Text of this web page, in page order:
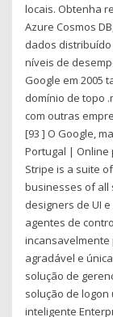
locais. Obtenha
Azure Cosmos
dados
níveis de
Google em 2005
domínio de topo
com outras
[93 ] O Google,
Portugal | Online
Stripe is a suite
businesses of all
designers de UI
agentes de
incansavelmente
agradável e
solução de
solução de
inteligente